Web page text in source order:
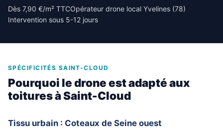
Dès 7,90 €/m² TTCOpérateur drone local Yvelines (78)
Intervention sous 5-12 jours
SPÉCIFICITÉS SAINT-CLOUD
Pourquoi le drone est adapté aux
toitures à Saint-Cloud
Tissu urbain : Coteaux de Seine ouest